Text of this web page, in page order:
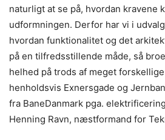
naturligt at se på, hvordan kravene
udformningen. Derfor har vi i
hvordan funktionalitet og det
på en tilfredsstillende måde, så
helhed på trods af meget
henholdsvis Exnersgade og
fra BaneDanmark pga.
Henning Ravn, næstformand for